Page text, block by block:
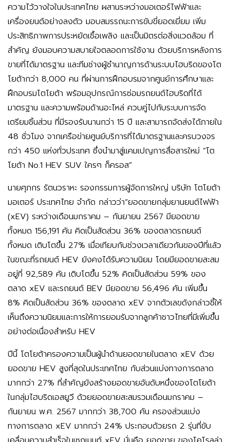
ความไว้วางใจในประเทศไทย ผสานระหว่างมอเตอร์ไฟฟ้าและ
เครื่องยนต์อย่างลงตัว มอบสมรรถนะการขับขี่ยอดเยี่ยม เพิ่ม
ประสิทธิภาพการประหยัดเชื้อเพลิง และเป็นมิตรต่อสิ่งแวดล้อม ที่
สำคัญ ยังมอบความสบายใจตลอดการใช้งาน ด้วยบริการหลังการ
ขายที่ได้มาตรฐาน และทีมช่างผู้ชำนาญการด้านระบบไฮบริดของโต
โยต้ากว่า 8,000 คน ที่ผ่านการฝึกอบรมจากศูนย์การศึกษาและ
ฝึกอบรมโตโยต้า พร้อมอุปกรณ์การซ่อมรถยนต์ไฮบริดที่ได้
มาตรฐาน และความพร้อมด้านอะไหล่ ควบคู่ไปกับระบบการจัด
เตรียมชิ้นส่วน ที่มีรองรับนานกว่า 15 ปี และสามารถจัดส่งได้ภายใน
48 ชั่วโมง จากเครือข่ายศูนย์บริการที่ได้มาตรฐานและครบวงจร
กว่า 450 แห่งทั่วประเทศ ซึ่งนำมาสู่แคมเปญการสื่อสารใหม่ “โต
โยต้า No.1 HEV SUV ใครๆ ก็ครอส”
นายศุภกร รัตนวราหะ รองกรรมการผู้จัดการใหญ่ บริษัท โตโยต้า
มอเตอร์ ประเทศไทย จำกัด กล่าวว่า“ยอดขายกลุ่มยานยนต์ไฟฟ้า
(xEV) ระหว่างเดือนมกราคม – กันยายน 2567 มียอดขาย
ทั้งหมด 156,191 คัน คิดเป็นสัดส่วน 36% ของตลาดรถยนต์
ทั้งหมด เติบโตขึ้น 27% เมื่อเทียบกับช่วงเวลาเดียวกันของปีที่แล้ว
ในขณะที่รถยนต์ HEV ยังคงได้รับความนิยม โดยมียอดขายสะสม
อยู่ที่ 92,589 คัน เติบโตขึ้น 52% คิดเป็นสัดส่วน 59% ของ
ตลาด xEV และรถยนต์ BEV มียอดขาย 56,496 คัน เพิ่มขึ้น
8% คิดเป็นสัดส่วน 36% ของตลาด xEV จากตัวเลขดังกล่าวชี้ให้
เห็นถึงความนิยมและการให้การยอมรับจากลูกค้าชาวไทยที่มีเพิ่มขึ้น
อย่างต่อเนื่องสำหรับ HEV
ปีนี้ โตโยต้าครองความเป็นผู้นำด้านยอดขายในตลาด xEV ด้วย
ยอดขาย HEV สูงที่สุดในประเทศไทย กับส่วนแบ่งทางการตลาด
มากกว่า 27% ที่สำคัญยังสร้างยอดขายอันดับหนึ่งของโตโยต้า
ในกลุ่มไฮบริดเอสยูวี ด้วยยอดขายสะสมรวมเดือนมกราคม –
กันยายน พ.ศ. 2567 มากกว่า 38,700 คัน ครองส่วนแบ่ง
ทางการตลาด xEV มากกว่า 24% ประกอบด้วยรถ 2 รุ่นที่ขับ